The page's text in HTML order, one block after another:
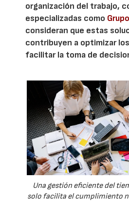
organización del trabajo,
especializadas como
consideran que estas
contribuyen a optimizar
facilitar la toma de
Una gestión eficiente del
solo facilita el cumplimiento